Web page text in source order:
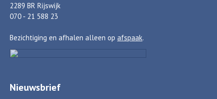
2289 BR Rijswijk
070 - 21 588 23
Bezichtiging en afhalen alleen op afspaak.
Nieuwsbrief